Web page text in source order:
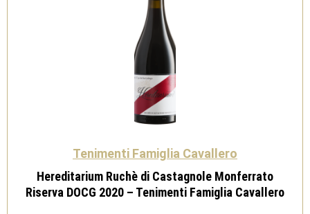
Tenimenti Famiglia Cavallero
Hereditarium Ruchè di Castagnole Monferrato
Riserva DOCG 2020 – Tenimenti Famiglia Cavallero